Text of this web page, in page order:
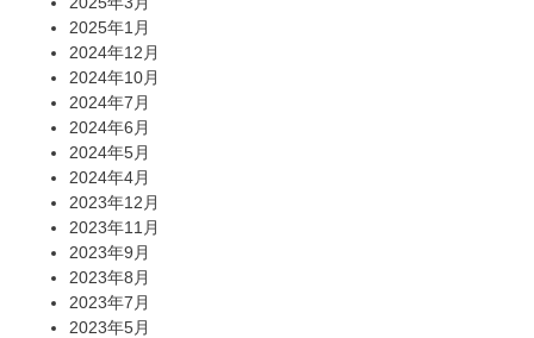
2025年1月
2024年12月
2024年10月
2024年7月
2024年6月
2024年5月
2024年4月
2023年12月
2023年11月
2023年9月
2023年8月
2023年7月
2023年5月